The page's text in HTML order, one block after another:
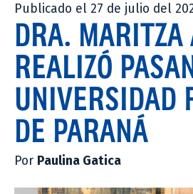
Publicado el 27 de julio del
DRA. MARITZA
REALIZÓ
UNIVERSIDAD
DE PARANÁ
Por Paulina Gatica